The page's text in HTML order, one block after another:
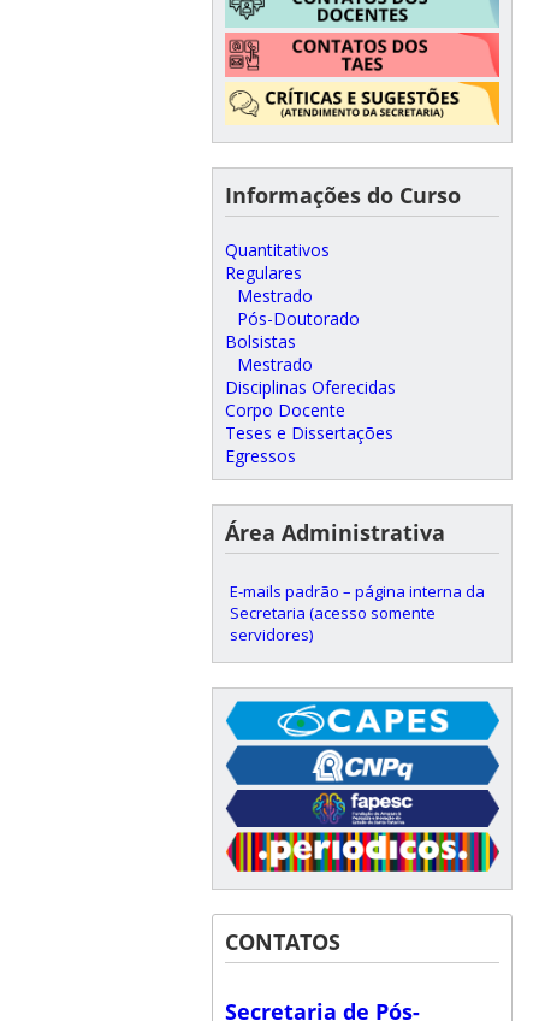
Informações do Curso
Quantitativos
Regulares
Mestrado
Pós-Doutorado
Bolsistas
Mestrado
Disciplinas Oferecidas
Corpo Docente
Teses e Dissertações
Egressos
Área Administrativa
E-mails padrão – página interna da
Secretaria (acesso somente
servidores)
CONTATOS
Secretaria de Pós-